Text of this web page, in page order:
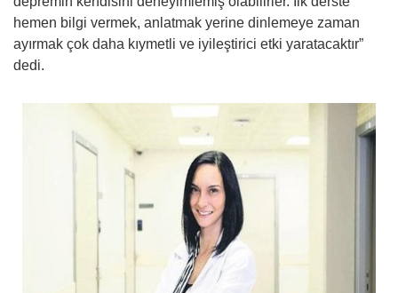
hemen bilgi vermek, anlatmak yerine dinlemeye zaman
ayırmak çok daha kıymetli ve iyileştirici etki yaratacaktır”
dedi.